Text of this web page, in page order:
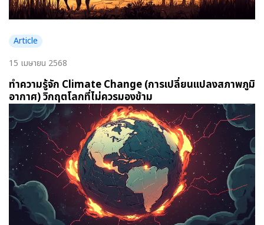
Article
15 เมษายน 2568
ทำความรู้จัก Climate Change (การเปลี่ยนแปลงสภาพภูมิ
อากาศ) วิกฤตโลกที่ไม่ควรมองข้าม